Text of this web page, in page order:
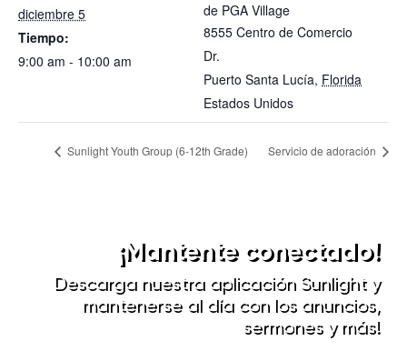
diciembre 5
Tiempo:
9:00 am - 10:00 am
de PGA Village
8555 Centro de Comercio
Dr.
Puerto Santa Lucía, Florida
Estados Unidos
Sunlight Youth Group (6-12th Grade) Servicio de adoración
¡Mantente conectado!
Descarga nuestra aplicación Sunlight y
mantenerse al día con los anuncios,
sermones y más!